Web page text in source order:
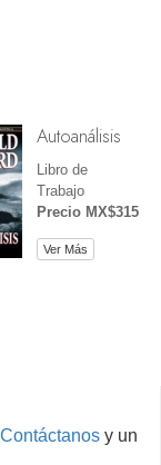
Autoanálisis
Libro de
Trabajo
Precio MX$315
Ver Más
Contáctanos y un